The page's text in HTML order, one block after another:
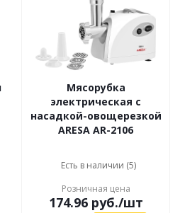
Мясорубка
электрическая с
насадкой-овощерезкой
ARESA AR-2106
Есть в наличии (5)
Розничная цена
174.96руб./шт